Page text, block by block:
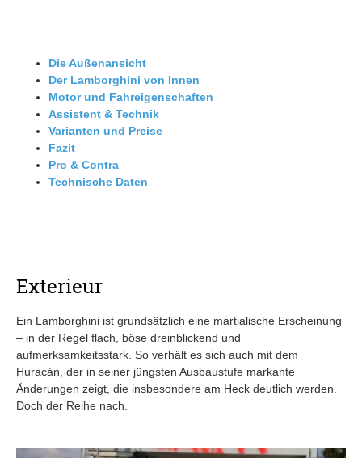
Die Außenansicht
Der Lamborghini von Innen
Motor und Fahreigenschaften
Assistent & Technik
Varianten und Preise
Fazit
Pro & Contra
Technische Daten
Exterieur
Ein Lamborghini ist grundsätzlich eine martialische Erscheinung
– in der Regel flach, böse dreinblickend und
aufmerksamkeitsstark. So verhält es sich auch mit dem
Huracán, der in seiner jüngsten Ausbaustufe markante
Änderungen zeigt, die insbesondere am Heck deutlich werden.
Doch der Reihe nach.